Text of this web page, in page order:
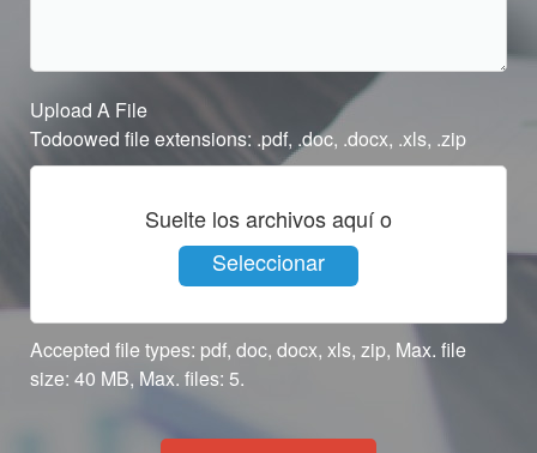
Upload A File
Todoowed file extensions: .pdf, .doc, .docx, .xls, .zip
Suelte los archivos aquí o
Seleccionar
archivos
Accepted file types: pdf, doc, docx, xls, zip, Max. file
size: 40 MB, Max. files: 5.